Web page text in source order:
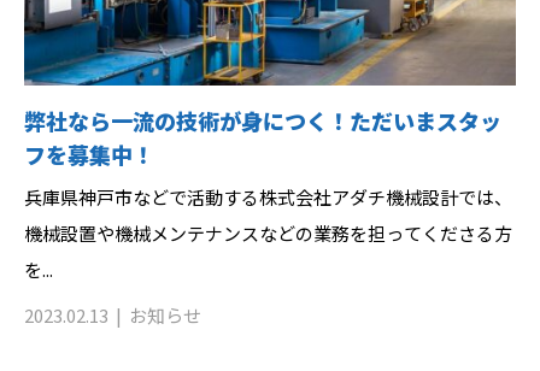
弊社なら一流の技術が身につく！ただいまスタッ
フを募集中！
兵庫県神戸市などで活動する株式会社アダチ機械設計では、
機械設置や機械メンテナンスなどの業務を担ってくださる方
を...
2023.02.13
お知らせ